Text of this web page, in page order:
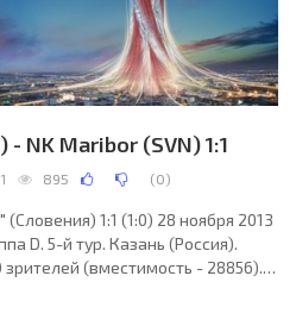
- NK Maribor (SVN) 1:1
1 895 (0)
1:1 (1:0) 28 ноября 2013
D. 5-й тур. Казань (Россия).
(вместимость - 28856).
Резервный: Томаш Сомолани